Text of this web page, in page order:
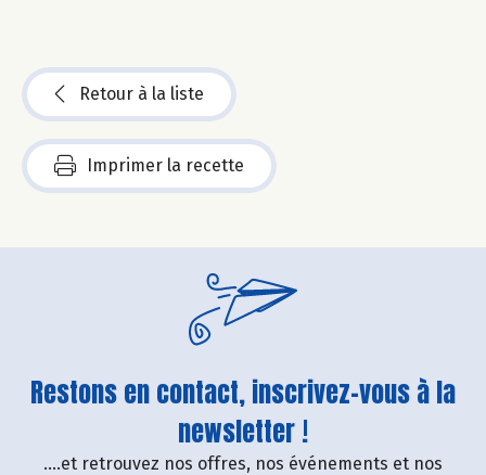
Retour à la liste
Imprimer la recette
Restons en contact, inscrivez-vous à la
newsletter !
....et retrouvez nos offres, nos événements et nos